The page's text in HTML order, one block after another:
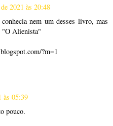
2021 às 20:48
nem um desses livro, mas
"O Alienista"
?m=1
às 05:39
pouco.